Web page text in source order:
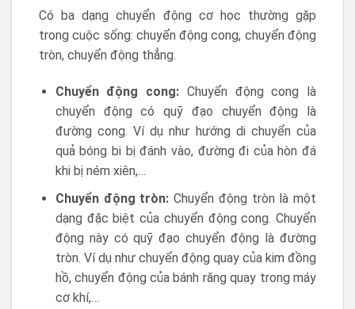
Có ba dạng chuyển động cơ học thường gặp
trong cuộc sống: chuyển động cong, chuyển động
tròn, chuyển động thẳng.
Chuyển động cong: Chuyển động cong là
chuyển động có quỹ đạo chuyển động là
đường cong. Ví dụ như hướng di chuyển của
quả bóng bi bị đánh vào, đường đi của hòn đá
khi bị ném xiên,…
Chuyển động tròn: Chuyển động tròn là một
dạng đặc biệt của chuyển động cong. Chuyển
động này có quỹ đạo chuyển động là đường
tròn. Ví dụ như chuyển động quay của kim đồng
hồ, chuyển động của bánh răng quay trong máy
cơ khí,…